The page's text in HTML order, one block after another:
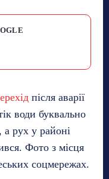
після аварії
води буквально
а рух у районі
Фото з місця
соцмережах.